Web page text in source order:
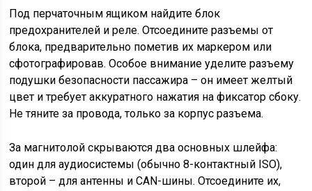
Под перчаточным ящиком найдите блок
предохранителей и реле. Отсоедините разъемы от
блока, предварительно пометив их маркером или
сфотографировав. Особое внимание уделите разъему
подушки безопасности пассажира – он имеет желтый
цвет и требует аккуратного нажатия на фиксатор сбоку.
Не тяните за провода, только за корпус разъема.
За магнитолой скрываются два основных шлейфа:
один для аудиосистемы (обычно 8-контактный ISO),
второй – для антенны и CAN-шины. Отсоедините их,